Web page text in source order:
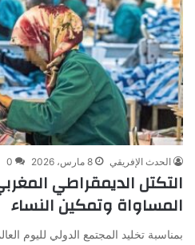
الحدث الإفريقي 8 مارس، 2026 0
التكتل الديمقراطي
المساواة وتمكين النساء
بمناسبة تخليد المجتمع الدولي لليوم